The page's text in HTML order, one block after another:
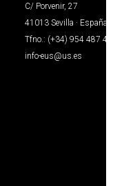
C/ Porvenir, 27
41013 Sevilla · España
Tfno.: (+34) 954 487
info-eus@us.es